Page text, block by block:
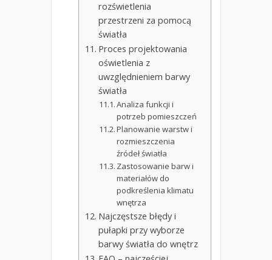
rozświetlenia
przestrzeni za pomocą
światła
Proces projektowania
oświetlenia z
uwzględnieniem barwy
światła
Analiza funkcji i
potrzeb pomieszczeń
Planowanie warstw i
rozmieszczenia
źródeł światła
Zastosowanie barw i
materiałów do
podkreślenia klimatu
wnętrza
Najczęstsze błędy i
pułapki przy wyborze
barwy światła do wnętrz